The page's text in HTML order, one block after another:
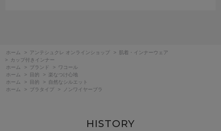
ホーム > アンテシュクレ オンラインショップ >
肌着・インナーウェア
>
カップ付きインナー
ホーム
> ブランド >
ワコール
ホーム
> 目的 >
楽なつけ心地
ホーム
> 目的 >
自然なシルエット
ホーム
> ブラタイプ > ノンワイヤーブラ
HISTORY